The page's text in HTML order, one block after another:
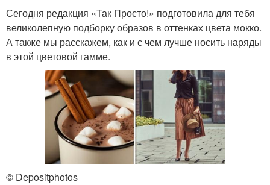
Сегодня редакция «Так Просто!» подготовила для тебя
великолепную подборку образов в оттенках цвета мокко.
А также мы расскажем, как и с чем лучше носить наряды
в этой цветовой гамме.
© Depositphotos